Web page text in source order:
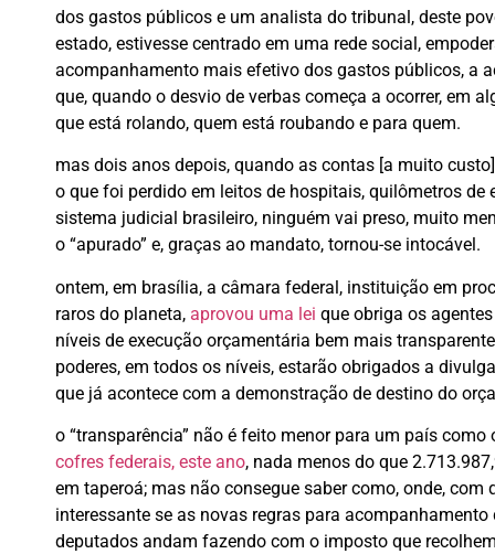
dos gastos públicos e um analista do tribunal, deste
estado, estivesse centrado em uma rede social,
acompanhamento mais efetivo dos gastos públicos, a
que, quando o desvio de verbas começa a ocorrer, em
que está rolando, quem está roubando e para quem.
mas dois anos depois, quando as contas [a muito
o que foi perdido em leitos de hospitais, quilômetros
sistema judicial brasileiro, ninguém vai preso, muito
o “apurado” e, graças ao mandato, tornou-se intocável.
ontem, em brasília, a câmara federal, instituição em
raros do planeta, aprovou uma lei que obriga os
níveis de execução orçamentária bem mais
poderes, em todos os níveis, estarão obrigados a
que já acontece com a demonstração de destino do
o “transparência” não é feito menor para um país
cofres federais, este ano, nada menos do que
em taperoá; mas não consegue saber como, onde,
interessante se as novas regras para
deputados andam fazendo com o imposto que